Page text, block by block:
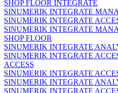
SHOP FLOOR INTEGRATE
SINUMERIK INTEGRATE
SINUMERIK INTEGRATE
SINUMERIK INTEGRATE
SHOP FLOOR
SINUMERIK INTEGRATE
SINUMERIK INTEGRATE
ACCESS
SINUMERIK INTEGRATE
SINUMERIK INTEGRATE
SINUMERIK INTEGRATE